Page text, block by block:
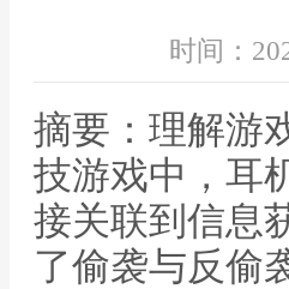
时间：
摘要：理解游
技游戏中，耳
接关联到信息
了偷袭与反偷